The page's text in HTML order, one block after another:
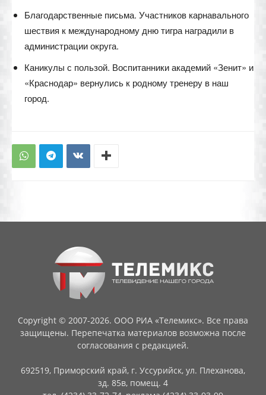
Благодарственные письма. Участников карнавального
шествия к международному дню тигра наградили в
администрации округа.
Каникулы с пользой. Воспитанники академий «Зенит» и
«Краснодар» вернулись к родному тренеру в наш
город.
Copyright © 2007-2026. ООО РИА «Телемикс». Все права
защищены. Перепечатка материалов возможна после
согласования с редакцией.
692519, Приморский край, г. Уссурийск, ул. Плеханова,
зд. 85в, помещ. 4